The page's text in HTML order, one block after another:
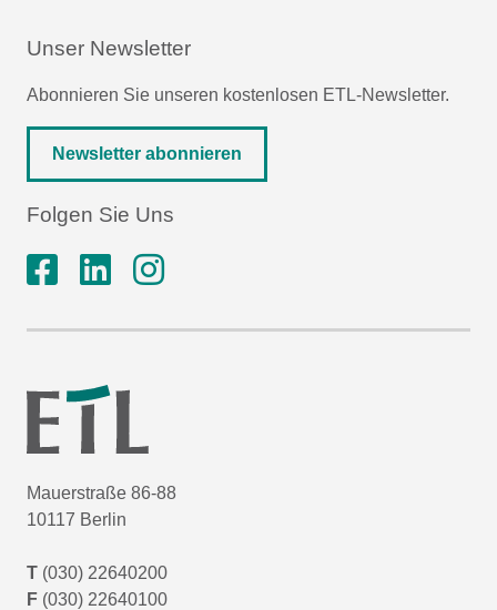
Unser Newsletter
Abonnieren Sie unseren kostenlosen ETL-Newsletter.
Newsletter abonnieren
Folgen Sie Uns
Mauerstraße 86-88
10117 Berlin
T (030) 22640200
F (030) 22640100